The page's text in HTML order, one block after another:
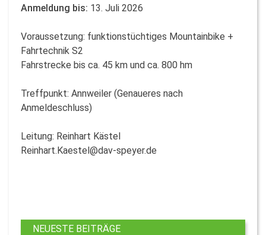
Anmeldung bis: 13. Juli 2026
Voraussetzung: funktionstüchtiges Mountainbike +
Fahrtechnik S2
Fahrstrecke bis ca. 45 km und ca. 800 hm
Treffpunkt: Annweiler (Genaueres nach
Anmeldeschluss)
Leitung: Reinhart Kästel
Reinhart.Kaestel@dav-speyer.de
NEUESTE BEITRÄGE